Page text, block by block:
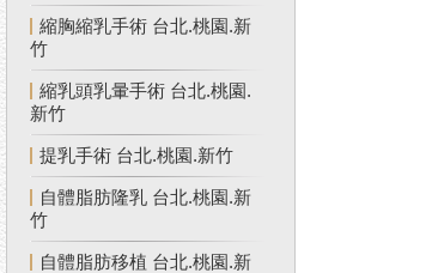
縮胸縮乳手術 台北.桃園.新
竹
縮乳頭乳暈手術 台北.桃園.
新竹
提乳手術 台北.桃園.新竹
自體脂肪隆乳 台北.桃園.新
竹
自體脂肪移植 台北.桃園.新